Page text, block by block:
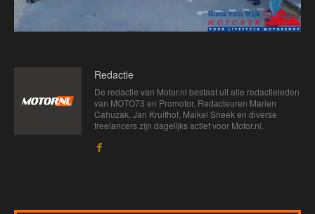
Redactie
De redactie van Motor.nl bestaat uit alle redactieleden
van MOTO73 en Promotor. Redacteuren Marien
Cahuzak, Jan Kruithof, Maikel Sneek en diverse
freelancers zijn dagelijks actief voor Motor.nl.